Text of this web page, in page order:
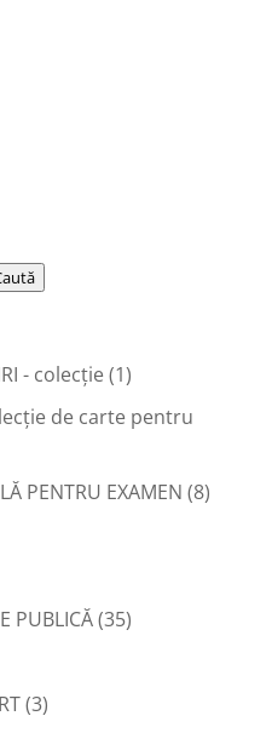
- colecție(1)
de carte pentru
PENTRU EXAMEN (8)
PUBLICĂ(35)
(3)